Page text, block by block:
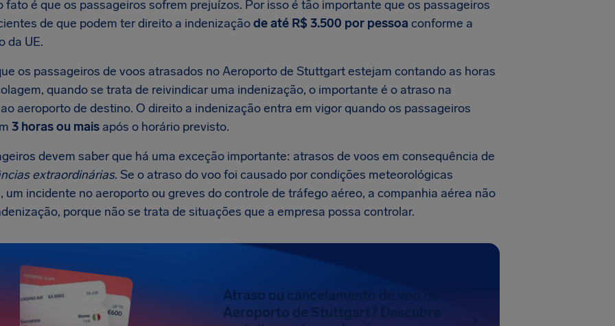
fato é que os passageiros sofrem prejuízos. Por isso é tão importante que os passageiros
de que podem ter direito a indenizaçãode até R$ 3.500 por pessoa conforme a
da UE.
os passageiros de voos atrasados no Aeroporto de Stuttgart estejam contando as horas
quando se trata de reivindicar uma indenização, o importante é o atraso na
aeroporto de destino. O direito a indenização entra em vigor quando os passageiros
3 horas ou mais após o horário previsto.
devem saber que há uma exceção importante: atrasos de voos em consequência de
extraordinárias. Se o atraso do voo foi causado por condições meteorológicas
um incidente no aeroporto ou greves do controle de tráfego aéreo, a companhia aérea não
porque não se trata de situações que a empresa possa controlar.
Atraso ou cancelamento de voo no
Aeroporto de Stuttgart? Descubra